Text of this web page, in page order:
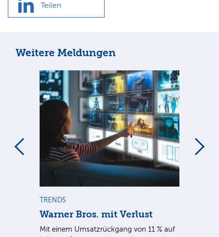
Teilen
Weitere Meldungen
TRENDS
Warner Bros. mit Verlust
Mit einem Umsatzrückgang von 11 % auf